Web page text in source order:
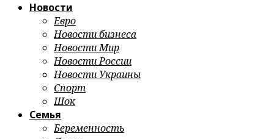
Новости
Евро
Новости бизнеса
Новости Мир
Новости России
Новости Украины
Спорт
Шок
Семья
Беременность